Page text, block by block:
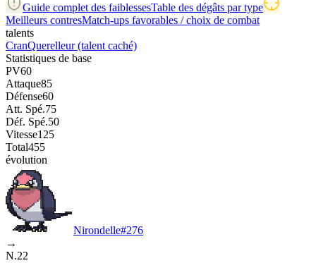
Guide complet des faiblessesTable des dégâts par type
Meilleurs contresMatch-ups favorables / choix de combat
talents
CranQuerelleur(talent caché)
Statistiques de base
PV60
Attaque85
Défense60
Att. Spé.75
Déf. Spé.50
Vitesse125
Total455
évolution
Nirondelle#276
→
N.22